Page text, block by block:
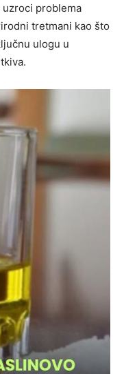
uzroci problema
tretmani kao što
ulogu u